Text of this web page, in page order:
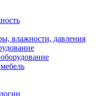
влажности, давления